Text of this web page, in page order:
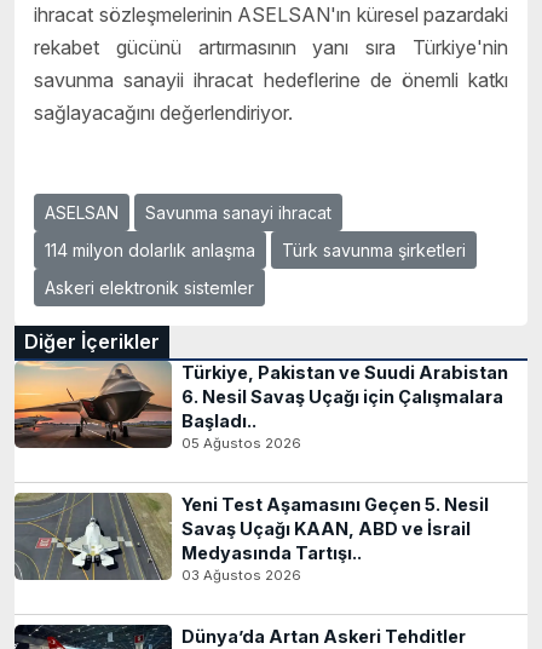
ihracat sözleşmelerinin ASELSAN'ın küresel pazardaki
rekabet gücünü artırmasının yanı sıra Türkiye'nin
savunma sanayii ihracat hedeflerine de önemli katkı
sağlayacağını değerlendiriyor.
ASELSAN
Savunma sanayi ihracat
114 milyon dolarlık anlaşma
Türk savunma şirketleri
Askeri elektronik sistemler
Diğer İçerikler
Türkiye, Pakistan ve Suudi Arabistan
6. Nesil Savaş Uçağı için Çalışmalara
Başladı..
05 Ağustos 2026
Yeni Test Aşamasını Geçen 5. Nesil
Savaş Uçağı KAAN, ABD ve İsrail
Medyasında Tartışı..
03 Ağustos 2026
Dünya’da Artan Askeri Tehditler